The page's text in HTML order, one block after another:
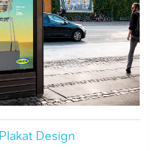
Plakat Design